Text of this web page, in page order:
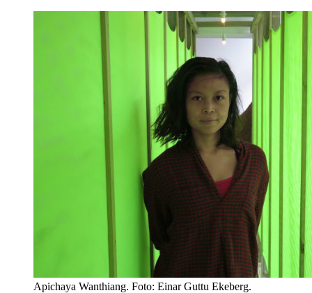
Apichaya Wanthiang. Foto: Einar Guttu Ekeberg.